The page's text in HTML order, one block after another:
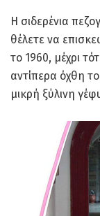
Η σιδερένια
θέλετε να
το 1960, μέχρι
αντίπερα όχθη
μικρή ξύλινη